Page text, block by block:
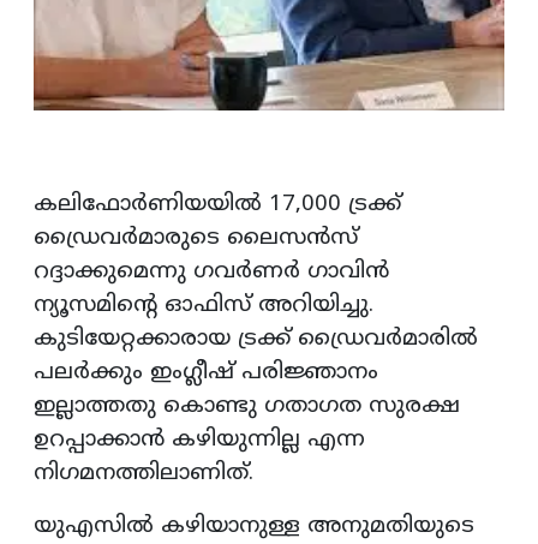
കലിഫോർണിയയിൽ 17,000 ട്രക്ക്
ഡ്രൈവർമാരുടെ ലൈസൻസ്
റദ്ദാക്കുമെന്നു ഗവർണർ ഗാവിൻ
ന്യൂസമിന്റെ ഓഫിസ് അറിയിച്ചു.
കുടിയേറ്റക്കാരായ ട്രക്ക് ഡ്രൈവർമാരിൽ
പലർക്കും ഇംഗ്ലീഷ് പരിജ്ഞാനം
ഇല്ലാത്തതു കൊണ്ടു ഗതാഗത സുരക്ഷ
ഉറപ്പാക്കാൻ കഴിയുന്നില്ല എന്ന
നിഗമനത്തിലാണിത്.
യുഎസിൽ കഴിയാനുള്ള അനുമതിയുടെ